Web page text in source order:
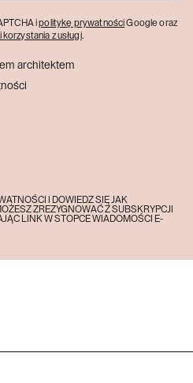
ipolitykę prywatnościGoogle oraz
z usługi.
architektem
I DOWIEDZ SIĘ JAK
ZREZYGNOWAĆ Z SUBSKRYPCJI
LINK W STOPCE WIADOMOŚCI E-